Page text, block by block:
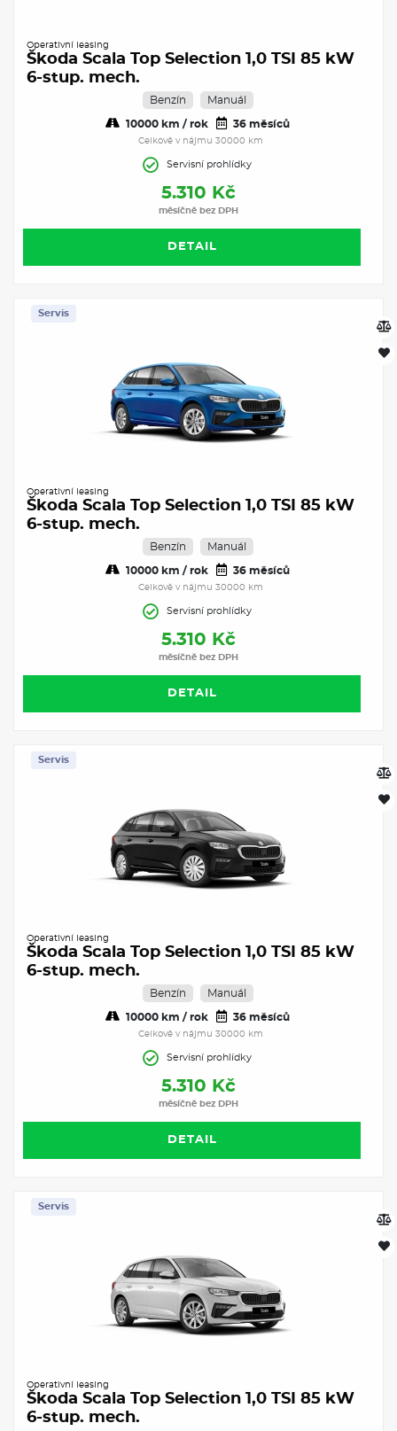
Operativní leasing
Škoda Scala Top Selection 1,0 TSI 85 kW
6-stup. mech.
Benzín Manuál
10000 km / rok 36 měsíců
Celkově v nájmu 30000 km
Servisní prohlídky
5.310 Kč
měsíčně bez DPH
DETAIL
Servis
Operativní leasing
Škoda Scala Top Selection 1,0 TSI 85 kW
6-stup. mech.
Benzín Manuál
10000 km / rok 36 měsíců
Celkově v nájmu 30000 km
Servisní prohlídky
5.310 Kč
měsíčně bez DPH
DETAIL
Servis
Operativní leasing
Škoda Scala Top Selection 1,0 TSI 85 kW
6-stup. mech.
Benzín Manuál
10000 km / rok 36 měsíců
Celkově v nájmu 30000 km
Servisní prohlídky
5.310 Kč
měsíčně bez DPH
DETAIL
Servis
Operativní leasing
Škoda Scala Top Selection 1,0 TSI 85 kW
6-stup. mech.